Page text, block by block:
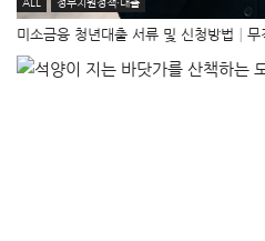
미소금융 청년대출 서류 및 신청방법│무